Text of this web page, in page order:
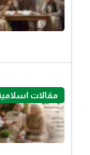
مقالات